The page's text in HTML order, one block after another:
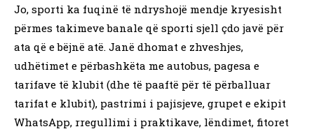
Jo, sporti ka fuqinë të ndryshojë mendje kryesisht
përmes takimeve banale që sporti sjell çdo javë për
ata që e bëjnë atë. Janë dhomat e zhveshjes,
udhëtimet e përbashkëta me autobus, pagesa e
tarifave të klubit (dhe të paaftë për të përballuar
tarifat e klubit), pastrimi i pajisjeve, grupet e ekipit
WhatsApp, rregullimi i praktikave, lëndimet, fitoret